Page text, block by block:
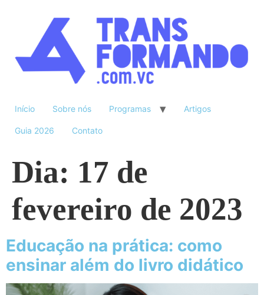
Início Sobre nós Programas Artigos
Guia 2026 Contato
Dia: 17 de
fevereiro de 2023
Educação na prática: como
ensinar além do livro didático